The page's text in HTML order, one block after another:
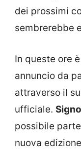
dei prossimi
sembrerebbe
In queste ore
annuncio da
attraverso il
ufficiale.
possibile
nuova